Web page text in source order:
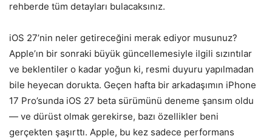
rehberde tüm detayları bulacaksınız.
iOS 27’nin neler getireceğini merak ediyor musunuz?
Apple’ın bir sonraki büyük güncellemesiyle ilgili sızıntılar
ve beklentiler o kadar yoğun ki, resmi duyuru yapılmadan
bile heyecan dorukta. Geçen hafta bir arkadaşımın iPhone
17 Pro’sunda iOS 27 beta sürümünü deneme şansım oldu
— ve dürüst olmak gerekirse, bazı özellikler beni
gerçekten şaşırttı. Apple, bu kez sadece performans